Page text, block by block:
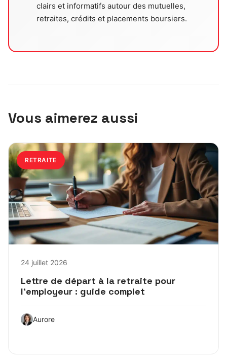
clairs et informatifs autour des mutuelles,
retraites, crédits et placements boursiers.
Vous aimerez aussi
RETRAITE
24 juillet 2026
Lettre de départ à la retraite pour
l’employeur : guide complet
Aurore